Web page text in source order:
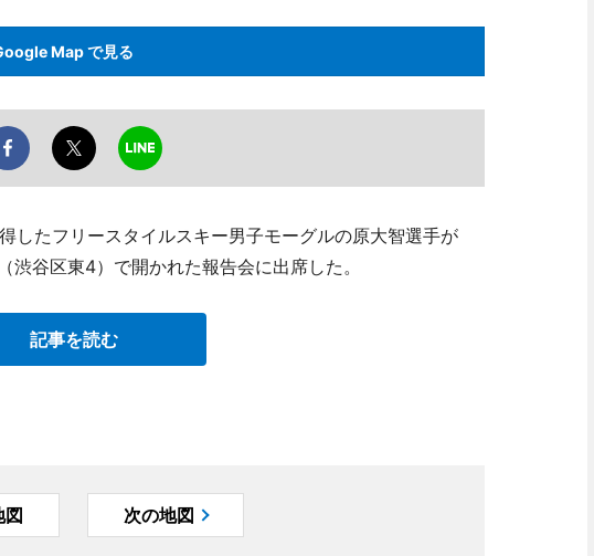
Map で見る
したフリースタイルスキー男子モーグルの原大智選手が
谷区東4）で開かれた報告会に出席した。
記事を読む
図 次の地図